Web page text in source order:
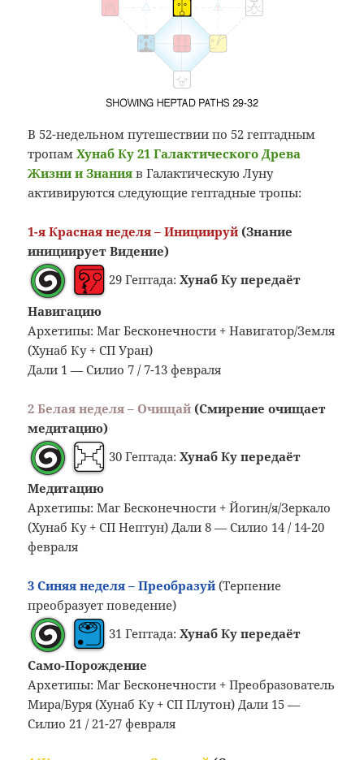
В 52-недельном путешествии по 52 гептадным
тропамХунаб Ку 21 Галактического Древа
Жизни и Знания в Галактическую Луну
активируются следующие гептадные тропы:
1-я Красная неделя – Инициируй (Знание
инициирует Видение)
29 Гептада:Хунаб Ку передаёт
Навигацию
Архетипы: Маг Бесконечности + Навигатор/Земля
(Хунаб Ку + СП Уран)
Дали 1 — Силио 7 / 7-13 февраля
2 Белая неделя – Очищай (Смирение очищает
медитацию)
30 Гептада:Хунаб Ку передаёт
Медитацию
Архетипы: Маг Бесконечности + Йогин/я/Зеркало
(Хунаб Ку + СП Нептун) Дали 8 — Силио 14 / 14-20
февраля
3 Синяя неделя – Преобразуй (Терпение
преобразует поведение)
31 Гептада:Хунаб Ку передаёт
Само-Порождение
Архетипы: Маг Бесконечности + Преобразователь
Мира/Буря (Хунаб Ку + СП Плутон) Дали 15 —
Силио 21 / 21-27 февраля